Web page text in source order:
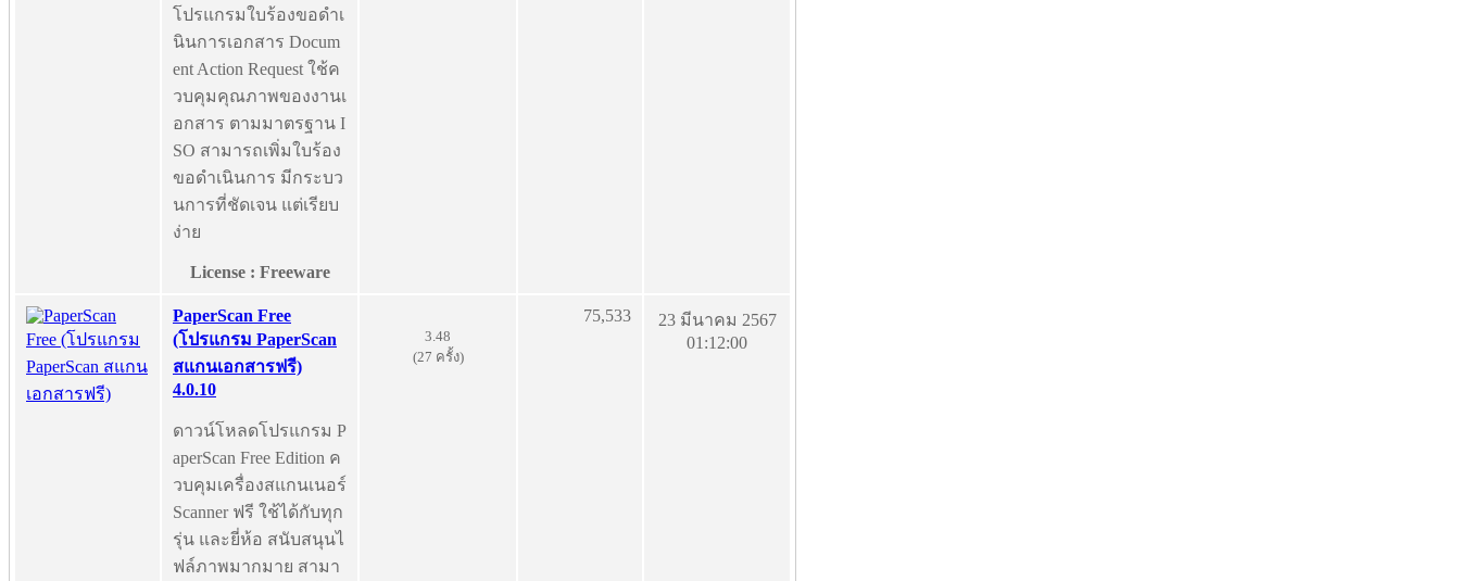
โปรแกรมใบร้องขอดำเ
นินการเอกสาร Docum
ent Action Request ใช้ค
วบคุมคุณภาพของงานเ
อกสาร ตามมาตรฐาน I
SO สามารถเพิ่มใบร้อง
ขอดำเนินการ มีกระบว
นการที่ชัดเจน แต่เรียบ
ง่าย
License : Freeware
PaperScan Free
(โปรแกรม PaperScan
สแกนเอกสารฟรี)
4.0.10
ดาวน์โหลดโปรแกรม P
aperScan Free Edition ค
วบคุมเครื่องสแกนเนอร์
Scanner ฟรี ใช้ได้กับทุก
รุ่น และยี่ห้อ สนับสนุนไ
ฟล์ภาพมากมาย สามา
3.48
(27 ครั้ง)
75,533
23 มีนาคม 2567
01:12:00